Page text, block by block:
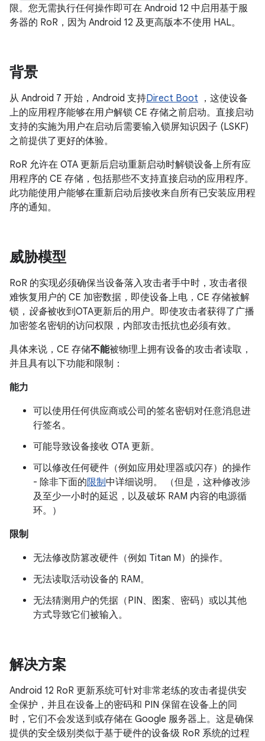
限。您无需执行任何操作即可在 Android 12 中启用基于服
务器的 RoR，因为 Android 12 及更高版本不使用 HAL。
背景
从 Android 7 开始，Android 支持Direct Boot ，这使设备
上的应用程序能够在用户解锁 CE 存储之前启动。直接启动
支持的实施为用户在启动后需要输入锁屏知识因子 (LSKF)
之前提供了更好的体验。
RoR 允许在 OTA 更新后启动重新启动时解锁设备上所有应
用程序的 CE 存储，包括那些不支持直接启动的应用程序。
此功能使用户能够在重新启动后接收来自所有已安装应用程
序的通知。
威胁模型
RoR 的实现必须确保当设备落入攻击者手中时，攻击者很
难恢复用户的 CE 加密数据，即使设备上电，CE 存储被解
锁， 设备被收到OTA更新后的用户。即使攻击者获得了广播
加密签名密钥的访问权限，内部攻击抵抗也必须有效。
具体来说，CE 存储不能被物理上拥有设备的攻击者读取，
并且具有以下功能和限制：
能力
可以使用任何供应商或公司的签名密钥对任意消息进
行签名。
可能导致设备接收 OTA 更新。
可以修改任何硬件（例如应用处理器或闪存）的操作
- 除非下面的限制中详细说明。 （但是，这种修改涉
及至少一小时的延迟，以及破坏 RAM 内容的电源循
环。）
限制
无法修改防篡改硬件（例如 Titan M）的操作。
无法读取活动设备的 RAM。
无法猜测用户的凭据（PIN、图案、密码）或以其他
方式导致它们被输入。
解决方案
Android 12 RoR 更新系统可针对非常老练的攻击者提供安
全保护，并且在设备上的密码和 PIN 保留在设备上的同
时，它们不会发送到或存储在 Google 服务器上。这是确保
提供的安全级别类似于基于硬件的设备级 RoR 系统的过程